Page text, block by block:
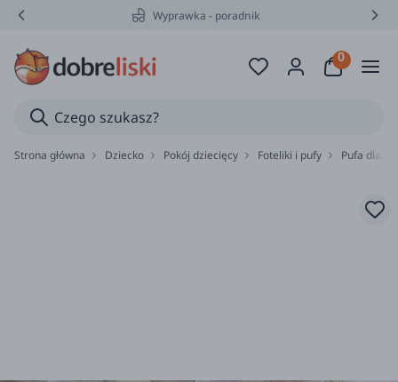
Wyprawka - poradnik
Strona główna Dziecko Pokój dziecięcy Foteliki i pufy Pufa dla